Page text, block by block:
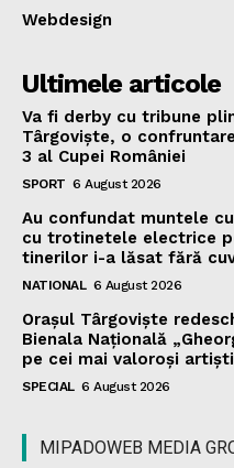
Webdesign
Ultimele articole
Va fi derby cu tribune
Târgoviște, o
3 al Cupei României
SPORT 6 August 2026
Au confundat muntele
cu trotinetele electrice
tinerilor i-a lăsat fără
NATIONAL 6 August 2026
Orașul Târgoviște
Bienala Națională
pe cei mai valoroși
SPECIAL 6 August 2026
MIPADOWEB MEDIA